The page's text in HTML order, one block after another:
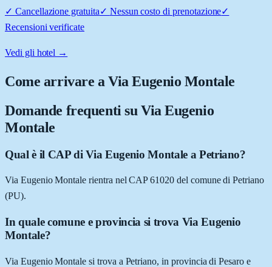
✓ Cancellazione gratuita✓ Nessun costo di prenotazione✓
Recensioni verificate
Vedi gli hotel →
Come arrivare aVia Eugenio Montale
Domande frequenti su Via Eugenio
Montale
Qual è il CAP di Via Eugenio Montale a Petriano?
Via Eugenio Montale rientra nel CAP 61020 del comune di Petriano
(PU).
In quale comune e provincia si trova Via Eugenio
Montale?
Via Eugenio Montale si trova a Petriano, in provincia di Pesaro e